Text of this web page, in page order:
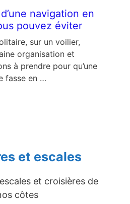
navigation en
pouvez éviter
sur un voilier,
organisation et
à prendre pour qu’une
fasse en …
et escales
et croisières de
côtes